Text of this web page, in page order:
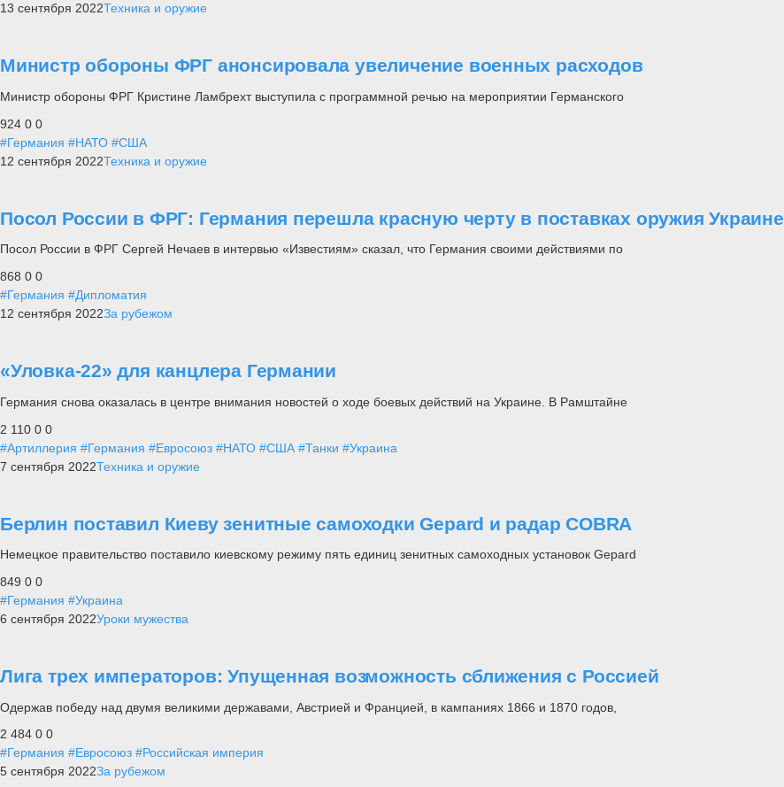
13 сентября 2022Техника и оружие
Министр обороны ФРГ анонсировала увеличение военных расходов
Министр обороны ФРГ Кристине Ламбрехт выступила с программной речью на мероприятии Германского
924 0 0
#Германия #НАТО #США
12 сентября 2022Техника и оружие
Посол России в ФРГ: Германия перешла красную черту в поставках оружия Украине
Посол России в ФРГ Сергей Нечаев в интервью «Известиям» сказал, что Германия своими действиями по
868 0 0
#Германия #Дипломатия
12 сентября 2022За рубежом
«Уловка-22» для канцлера Германии
Германия снова оказалась в центре внимания новостей о ходе боевых действий на Украине. В Рамштайне
2 110 0 0
#Артиллерия #Германия #Евросоюз #НАТО #США #Танки #Украина
7 сентября 2022Техника и оружие
Берлин поставил Киеву зенитные самоходки Gepard и радар COBRA
Немецкое правительство поставило киевскому режиму пять единиц зенитных самоходных установок Gepard
849 0 0
#Германия #Украина
6 сентября 2022Уроки мужества
Лига трех императоров: Упущенная возможность сближения с Россией
Одержав победу над двумя великими державами, Австрией и Францией, в кампаниях 1866 и 1870 годов,
2 484 0 0
#Германия #Евросоюз #Российская империя
5 сентября 2022За рубежом